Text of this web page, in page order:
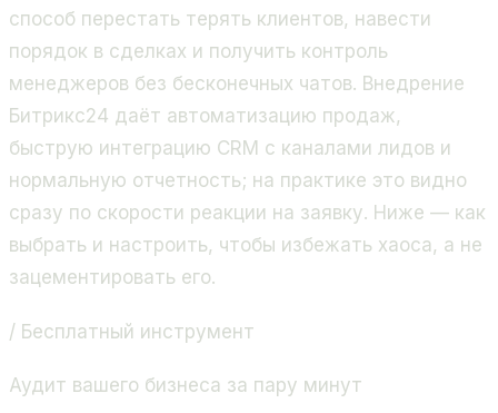
способ перестать терять клиентов, навести
порядок в сделках и получить контроль
менеджеров без бесконечных чатов. Внедрение
Битрикс24 даёт автоматизацию продаж,
быструю интеграцию CRM с каналами лидов и
нормальную отчетность; на практике это видно
сразу по скорости реакции на заявку. Ниже — как
выбрать и настроить, чтобы избежать хаоса, а не
зацементировать его.
/ Бесплатный инструмент
Аудит вашего бизнеса за пару минут